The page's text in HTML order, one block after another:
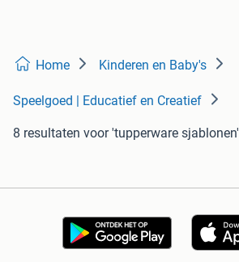
Home Kinderen en Baby's
Speelgoed | Educatief en Creatief
8 resultaten voor 'tupperware sjablonen'